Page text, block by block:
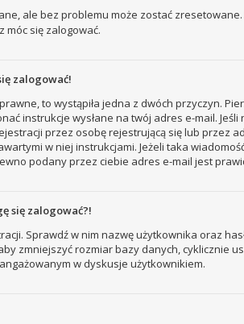
ale bez problemu może zostać
móc się zalogować.
zalogować!
to wystąpiła jedna z dwóch przyczyn.
instrukcje wysłane na twój adres e-mail.
przez osobę rejestrującą się lub przez
w niej instrukcjami. Jeżeli taka
podany przez ciebie adres e-mail jest
się zalogować?!
Sprawdź w nim nazwę użytkownika oraz
zmniejszyć rozmiar bazy danych, cyklicznie
w dyskusje użytkownikiem.